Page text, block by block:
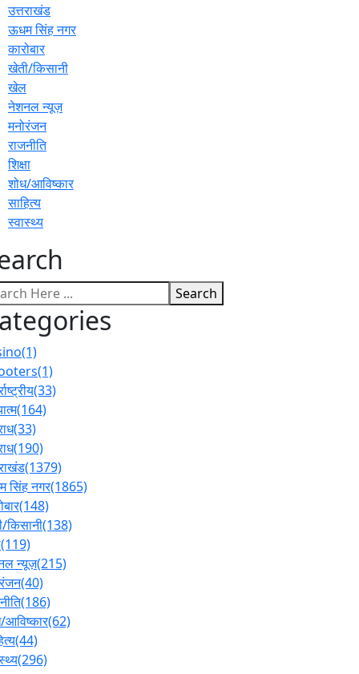
उत्तराखंड
ऊधम सिंह नगर
कारोबार
खेती/किसानी
खेल
नेशनल न्यूज़
मनोरंजन
राजनीति
शिक्षा
शोध/आविष्कार
साहित्य
स्वास्थ्य
Search
(1)
(1)
(33)
(164)
(33)
(190)
(1379)
सिंह नगर(1865)
(148)
किसानी(138)
(119)
न्यूज़(215)
(40)
(186)
आविष्कार(62)
(44)
(296)